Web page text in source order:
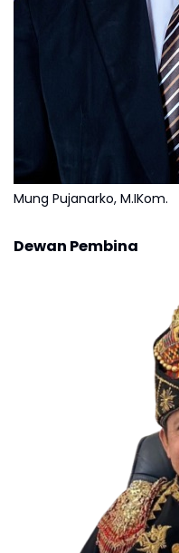
Mung Pujanarko, M.IKom.
Dewan Pembina